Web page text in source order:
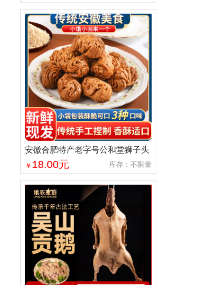
安徽合肥特产老字号公和堂狮子头
麻花酥脆手工制作中式糕点伴手礼
￥ 18.00元 库存：不限量